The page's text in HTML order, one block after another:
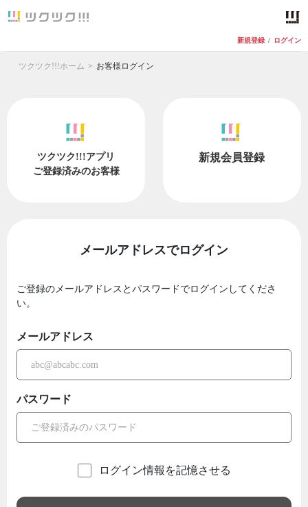
新規登録 / ログイン
ツクツク!!!ホーム お客様ログイン
ツクツク!!!アプリ
ご登録済みのお客様
新規会員登録
メールアドレスでログイン
ご登録のメールアドレスとパスワードでログインしてくださ
い。
メールアドレス
パスワード
ログイン情報を記憶させる